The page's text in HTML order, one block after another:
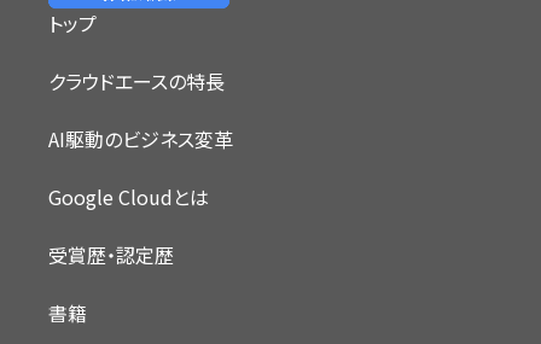
トップ
クラウドエースの特長
AI駆動のビジネス変革
Google Cloudとは
受賞歴・認定歴
書籍